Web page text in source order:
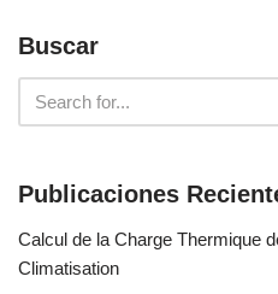
Buscar
Publicaciones
Calcul de la Charge Thermique
Climatisation